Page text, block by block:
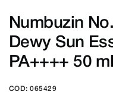
Numbuzin
Dewy Sun
PA++++ 50 ml
COD: 065429